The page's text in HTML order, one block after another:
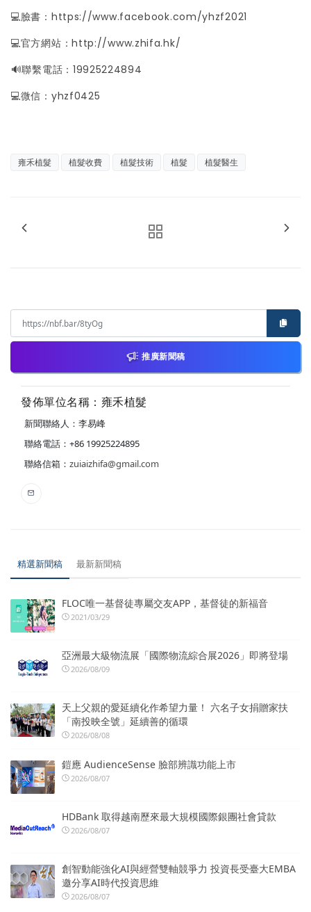
💻臉書： https://www.facebook.com/yhzf2021
💻官方網站：http://www.zhifa.hk/
️🔊聯繫電話：19925224894
💻微信：yhzf0425
雍禾植髮 植髮收費 植髮技術 植髮 植髮醫生
推廣新聞稿
發佈單位名稱：雍禾植髮
新聞聯絡人：李易峰
聯絡電話：+86 19925224895
聯絡信箱： zuiaizhifa@gmail.com
精選新聞稿 最新新聞稿
FLOC唯一基督徒專屬交友APP，基督徒的新福音
2021/03/29
亞洲最大級物流展「國際物流綜合展2026」即將登場
2026/08/09
天上父親的愛延續化作希望力量！ 六名子女捐贈家扶
「南投映全號」延續善的循環
2026/08/08
鎧應 AudienceSense 臉部辨識功能上市
2026/08/07
HDBank 取得越南歷來最大規模國際銀團社會貸款
2026/08/07
創智動能強化AI與經營雙軸競爭力 投資長受臺大EMBA
邀分享AI時代投資思維
2026/08/07